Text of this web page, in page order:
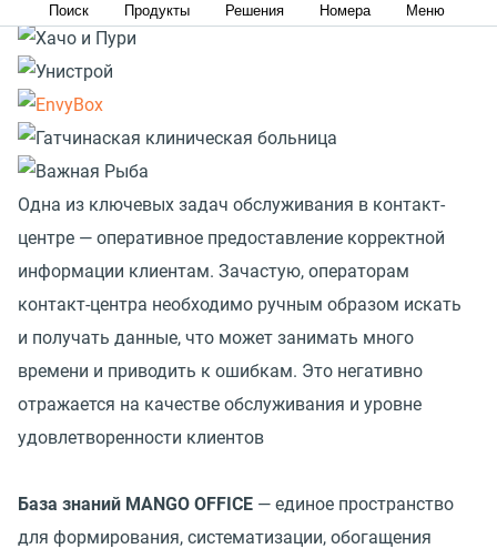
Поиск Продукты Решения Номера Меню
Одна из ключевых задач обслуживания в контакт-
центре — оперативное предоставление корректной
информации клиентам. Зачастую, операторам
контакт-центра необходимо ручным образом искать
и получать данные, что может занимать много
времени и приводить к ошибкам. Это негативно
отражается на качестве обслуживания и уровне
удовлетворенности клиентов
База знаний MANGO OFFICE — единое пространство
для формирования, систематизации, обогащения